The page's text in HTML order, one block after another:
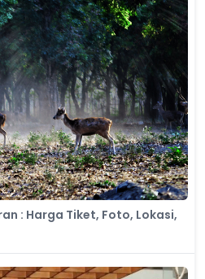
: Harga Tiket, Foto, Lokasi,